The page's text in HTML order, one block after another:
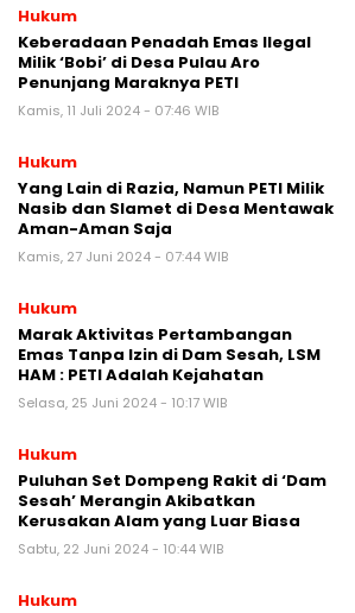
Hukum
Keberadaan Penadah Emas Ilegal
Milik ‘Bobi’ di Desa Pulau Aro
Penunjang Maraknya PETI
Kamis, 11 Juli 2024 - 07:46 WIB
Hukum
Yang Lain di Razia, Namun PETI Milik
Nasib dan Slamet di Desa Mentawak
Aman-Aman Saja
Kamis, 27 Juni 2024 - 07:44 WIB
Hukum
Marak Aktivitas Pertambangan
Emas Tanpa Izin di Dam Sesah, LSM
HAM : PETI Adalah Kejahatan
Selasa, 25 Juni 2024 - 10:17 WIB
Hukum
Puluhan Set Dompeng Rakit di ‘Dam
Sesah’ Merangin Akibatkan
Kerusakan Alam yang Luar Biasa
Sabtu, 22 Juni 2024 - 10:44 WIB
Hukum